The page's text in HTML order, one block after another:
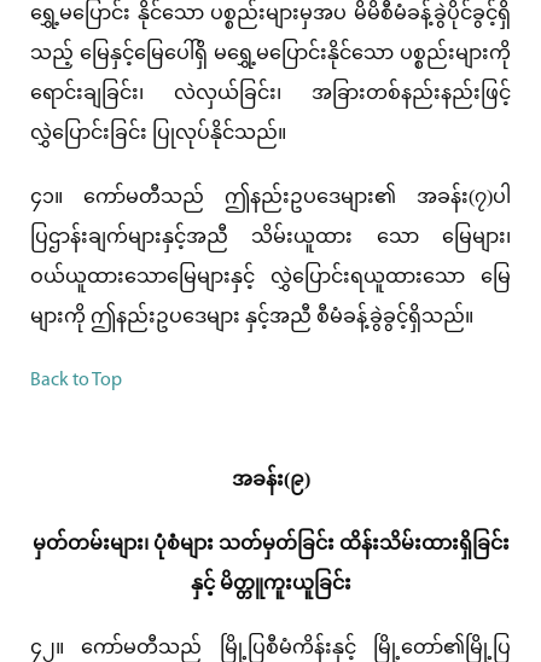
ရွှေ့မပြောင်း နိုင်သော ပစ္စည်းများမှအပ မိမိစီမံခန့်ခွဲပိုင်ခွင့်ရှိ
သည့် မြေနှင့်မြေပေါ်ရှိ မရွှေ့မပြောင်းနိုင်သော ပစ္စည်းများကို
ရောင်းချခြင်း၊ လဲလှယ်ခြင်း၊ အခြားတစ်နည်းနည်းဖြင့်
လွှဲပြောင်းခြင်း ပြုလုပ်နိုင်သည်။
၄၁။ ကော်မတီသည် ဤနည်းဥပဒေများ၏ အခန်း(၇)ပါ
ပြဌာန်းချက်များနှင့်အညီ သိမ်းယူထား သော မြေများ၊
ဝယ်ယူထားသောမြေများနှင့် လွှဲပြောင်းရယူထားသော မြေ
များကို ဤနည်းဥပဒေများ နှင့်အညီ စီမံခန့်ခွဲခွင့်ရှိသည်။
Back to Top
အခန်း(၉)
မှတ်တမ်းများ၊ ပုံစံများ သတ်မှတ်ခြင်း ထိန်းသိမ်းထားရှိခြင်း
နှင့် မိတ္တူကူးယူခြင်း
၄၂။ ကော်မတီသည် မြို့ပြစီမံကိန်းနှင့် မြို့တော်၏မြို့ပြ